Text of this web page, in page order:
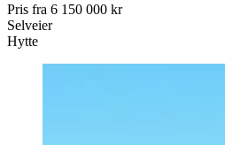
Pris fra 6 150 000 kr
Selveier
Hytte